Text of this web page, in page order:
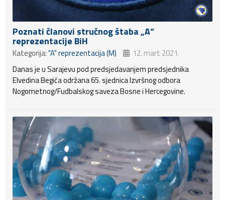
Poznati članovi stručnog štaba „A“
reprezentacije BiH
Kategorija:"A" reprezentacija (M)
12. mart 2021.
Danas je u Sarajevu pod predsjedavanjem predsjednika
Elvedina Begića održana 65. sjednica Izvršnog odbora
Nogometnog/Fudbalskog saveza Bosne i Hercegovine.